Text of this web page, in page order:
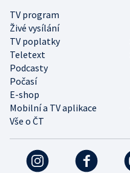
TV program
Živé vysílání
TV poplatky
Teletext
Podcasty
Počasí
E-shop
Mobilní a TV aplikace
Vše o ČT